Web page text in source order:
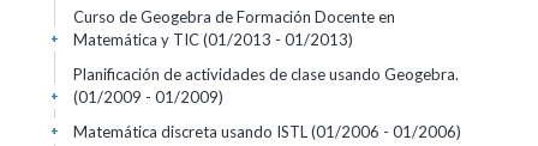
Curso de Geogebra de Formación Docente en
Matemática y TIC(01/2013 - 01/2013)
+
Planificación de actividades de clase usando Geogebra.
(01/2009 - 01/2009)
+
Matemática discreta usando ISTL(01/2006 - 01/2006)
+